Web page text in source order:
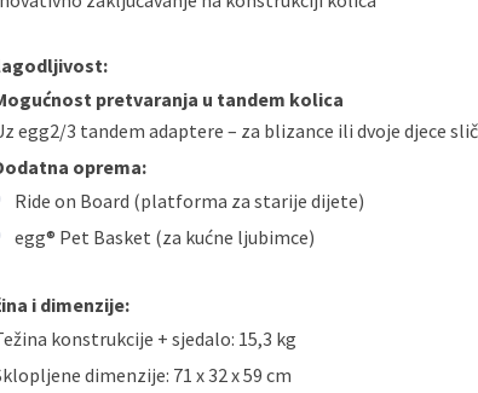
pretvaranja u tandem kolica
egg2/3 tandem adaptere – za blizance ili dvoje djece
oprema:
Ride on Board (platforma za starije dijete)
egg® Pet Basket (za kućne ljubimce)
i dimenzije:
konstrukcije + sjedalo: 15,3 kg
dimenzije: 71 x 32 x 59 cm